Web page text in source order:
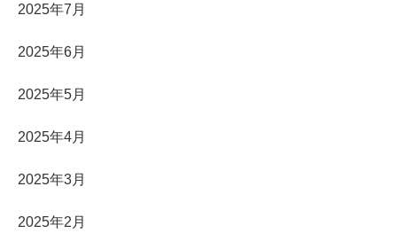
2025年7月
2025年6月
2025年5月
2025年4月
2025年3月
2025年2月